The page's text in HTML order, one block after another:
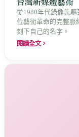
從1980年代錄像先
位藝術革命的完整脈
刻下自己的名字。
閱讀全文